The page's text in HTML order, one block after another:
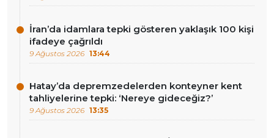
İran’da idamlara tepki gösteren yaklaşık 100 kişi
ifadeye çağrıldı
9 Ağustos 2026 13:44
Hatay’da depremzedelerden konteyner kent
tahliyelerine tepki: ‘Nereye gideceğiz?’
9 Ağustos 2026 13:35